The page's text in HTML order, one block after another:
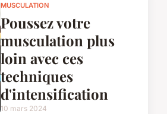
MUSCULATION
Poussez votre
musculation plus
loin avec ces
techniques
d'intensification
10 mars 2024